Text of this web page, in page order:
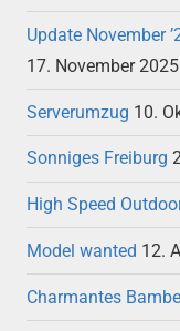
Update November
17. November 2025
Serverumzug 10.
Sonniges Freiburg
High Speed
Model wanted 12.
Charmantes